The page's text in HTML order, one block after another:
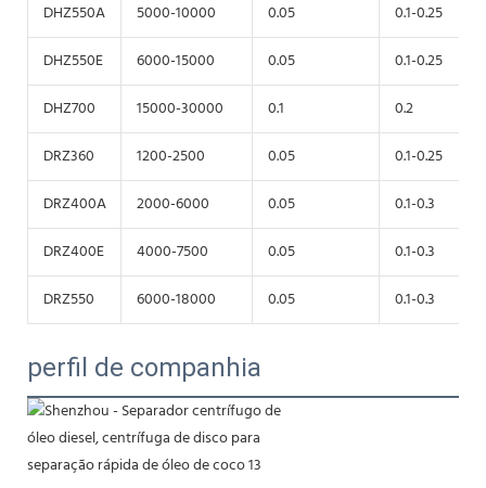
DHZ550A
5000-10000 0.05
0.1-0.25
DHZ550E
6000-15000 0.05
0.1-0.25
DHZ700
15000-30000 0.1
0.2
DRZ360
1200-2500 0.05
0.1-0.25
DRZ400A
2000-6000 0.05
0.1-0.3
DRZ400E
4000-7500 0.05
0.1-0.3
DRZ550
6000-18000 0.05 0.1-0.3
perfil de companhia